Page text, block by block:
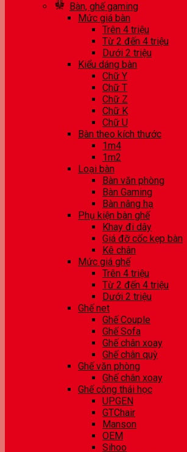
Bàn, ghế gaming
Mức giá bàn
Trên 4 triệu
Từ 2 đến 4 triệu
Dưới 2 triệu
Kiểu dáng bàn
Chữ Y
Chữ T
Chữ Z
Chữ K
Chữ U
Bàn theo kích thước
1m4
1m2
Loại bàn
Bàn văn phòng
Bàn Gaming
Bàn nâng hạ
Phụ kiện bàn ghế
Khay đi dây
Giá đỡ cốc kẹp bàn
Kê chân
Mức giá ghế
Trên 4 triệu
Từ 2 đến 4 triệu
Dưới 2 triệu
Ghế net
Ghế Couple
Ghế Sofa
Ghế chân xoay
Ghế chân quỳ
Ghế văn phòng
Ghế chân xoay
Ghế công thái học
UPGEN
GTChair
Manson
OEM
Sihoo